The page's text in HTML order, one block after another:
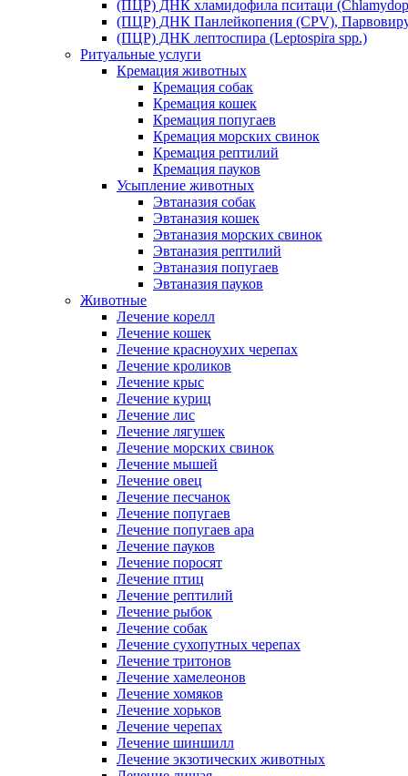
(ПЦР) ДНК хламидофила пситаци
(ПЦР) ДНК Панлейкопения (CPV),
(ПЦР) ДНК лептоспира (Leptospira spp.)
Ритуальные услуги
Кремация животных
Кремация собак
Кремация кошек
Кремация попугаев
Кремация морских свинок
Кремация рептилий
Кремация пауков
Усыпление животных
Эвтаназия собак
Эвтаназия кошек
Эвтаназия морских свинок
Эвтаназия рептилий
Эвтаназия попугаев
Эвтаназия пауков
Животные
Лечение корелл
Лечение кошек
Лечение красноухих черепах
Лечение кроликов
Лечение крыс
Лечение куриц
Лечение лис
Лечение лягушек
Лечение морских свинок
Лечение мышей
Лечение овец
Лечение песчанок
Лечение попугаев
Лечение попугаев ара
Лечение пауков
Лечение поросят
Лечение птиц
Лечение рептилий
Лечение рыбок
Лечение собак
Лечение сухопутных черепах
Лечение тритонов
Лечение хамелеонов
Лечение хомяков
Лечение хорьков
Лечение черепах
Лечение шиншилл
Лечение экзотических животных